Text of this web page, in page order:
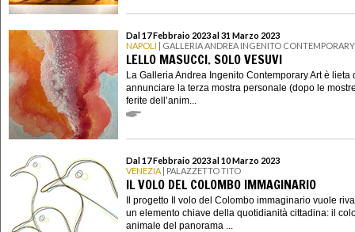
Dal 17 Febbraio 2023 al 31 Marzo 2023
NAPOLI | GALLERIA ANDREA INGENITO
LELLO MASUCCI. SOLO VESUVI
La Galleria Andrea Ingenito Contemporary Art è lieta
annunciare la terza mostra personale (dopo le
ferite dell’anim...
Dal 17 Febbraio 2023 al 10 Marzo 2023
VENEZIA | PALAZZETTO TITO
IL VOLO DEL COLOMBO IMMAGINARIO
Il progetto Il volo del Colombo immaginario vuole
un elemento chiave della quotidianità cittadina: il
animale del panorama ...